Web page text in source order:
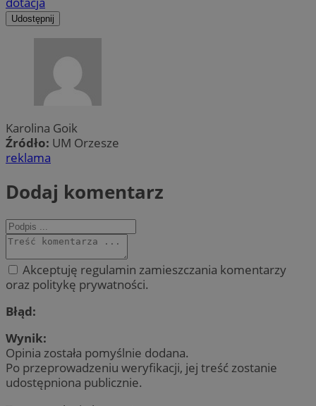
Udostępnij
Karolina Goik
Źródło: UM Orzesze
reklama
Dodaj komentarz
Akceptuję regulamin zamieszczania komentarzy
oraz politykę prywatności.
Błąd:
Wynik:
Opinia została pomyślnie dodana.
Po przeprowadzeniu weryfikacji, jej treść zostanie
udostępniona publicznie.